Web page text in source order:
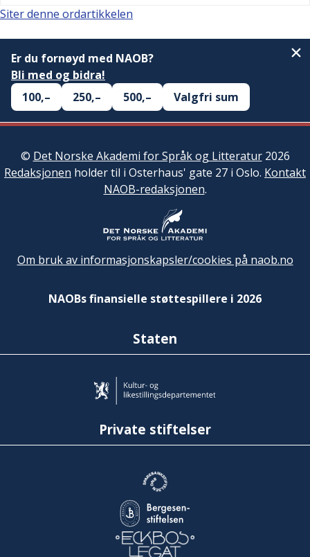
Siter denne ordartikkelen
Er du fornøyd med NAOB?
Bli med og bidra!
100,–
250,– 500,– Valgfri sum
© Det Norske Akademi for Språk og Litteratur2026
Redaksjonen holder til i Osterhaus' gate 27 i Oslo. Kontakt
NAOB-redaksjonen.
Om bruk av informasjonskapsler/cookies på naob.no
NAOBs finansielle støttespillere i 2026
Staten
Private stiftelser